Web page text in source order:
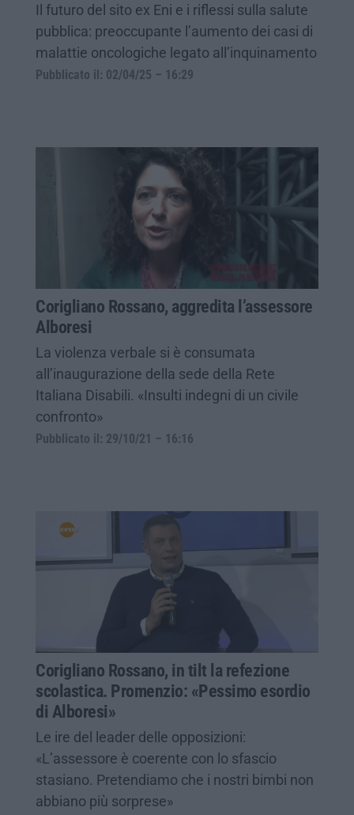
Il futuro del sito ex Eni e i riflessi sulla salute
pubblica: preoccupante l’aumento dei casi di
malattie oncologiche legato all’inquinamento
Pubblicato il: 02/04/25 – 16:29
Corigliano Rossano, aggredita l’assessore
Alboresi
La violenza verbale si è consumata
all’inaugurazione della sede della Rete
Italiana Disabili. «Insulti indegni di un civile
confronto»
Pubblicato il: 29/10/21 – 16:16
Corigliano Rossano, in tilt la refezione
scolastica. Promenzio: «Pessimo esordio
di Alboresi»
Le ire del leader delle opposizioni:
«L’assessore è coerente con lo sfascio
stasiano. Pretendiamo che i nostri bimbi non
abbiano più sorprese»